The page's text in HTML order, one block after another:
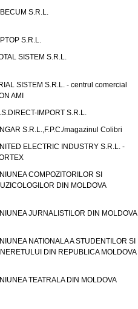
S.R.L.
S.R.L.
SISTEM S.R.L.
SISTEM S.R.L. - centrul comercial
AMI
IMPORT S.R.L.
S.R.L.,F.P.C./magazinul Colibri
ELECTRIC INDUSTRY S.R.L. -
COMPOZITORILOR SI
DIN MOLDOVA
JURNALISTILOR DIN MOLDOVA
NATIONALA A STUDENTILOR SI
DIN REPUBLICA MOLDOVA
TEATRALA DIN MOLDOVA